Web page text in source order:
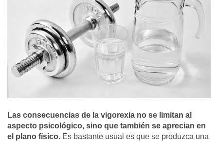
Las consecuencias de la vigorexia no se limitan al
aspecto psicológico, sino que también se aprecian en
el plano físico. Es bastante usual es que se produzca una